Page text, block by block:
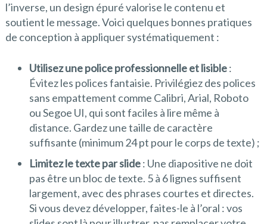
l’inverse, un design épuré valorise le contenu et
soutient le message. Voici quelques bonnes pratiques
de conception à appliquer systématiquement :
Utilisez une police professionnelle et lisible:
Évitez les polices fantaisie. Privilégiez des polices
sans empattement comme Calibri, Arial, Roboto
ou Segoe UI, qui sont faciles à lire même à
distance. Gardez une taille de caractère
suffisante (minimum 24 pt pour le corps de texte) ;
Limitez le texte par slide: Une diapositive ne doit
pas être un bloc de texte. 5 à 6 lignes suffisent
largement, avec des phrases courtes et directes.
Si vous devez développer, faites-le à l’oral : vos